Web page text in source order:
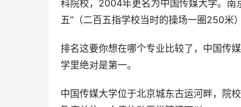
科院校，2004年更名为中国传媒大学。南
五”（二百五指学校当时的操场一圈250米）
排名这要你想在哪个专业比较了，中国传
学里绝对是第一。
中国传媒大学位于北京城东古运河畔，